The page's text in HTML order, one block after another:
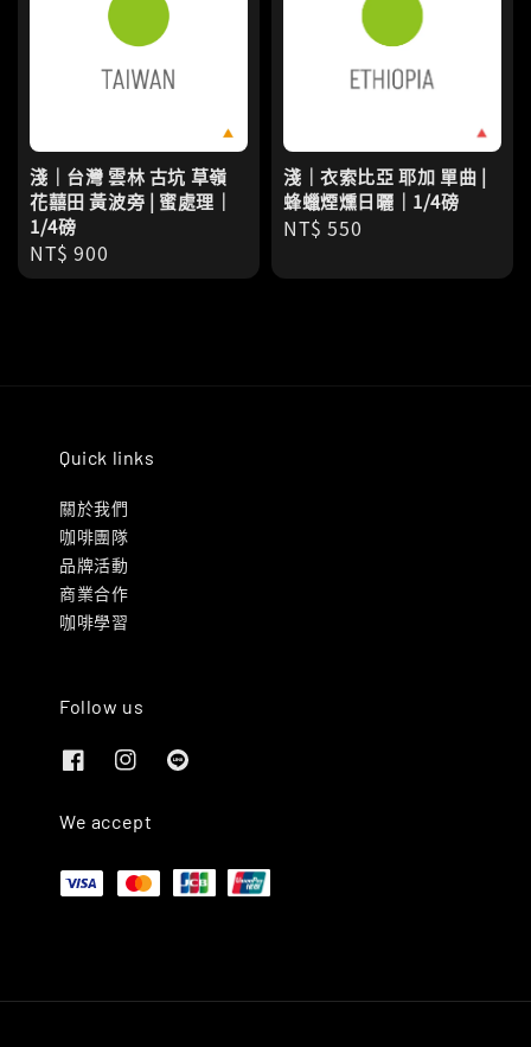
淺｜台灣 雲林 古坑 草嶺
花囍田 黃波旁 | 蜜處理｜
1/4磅
Regular
price
NT$ 900
淺｜衣索比亞 耶加 單曲 |
蜂蠟煙燻日曬｜1/4磅
Regular
NT$ 550
Quick links
關於我們
咖啡團隊
品牌活動
商業合作
咖啡學習
Follow us
We accept